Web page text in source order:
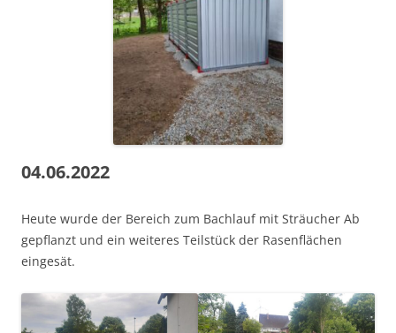
04.06.2022
Heute wurde der Bereich zum Bachlauf mit Sträucher Ab
gepflanzt und ein weiteres Teilstück der Rasenflächen
eingesät.